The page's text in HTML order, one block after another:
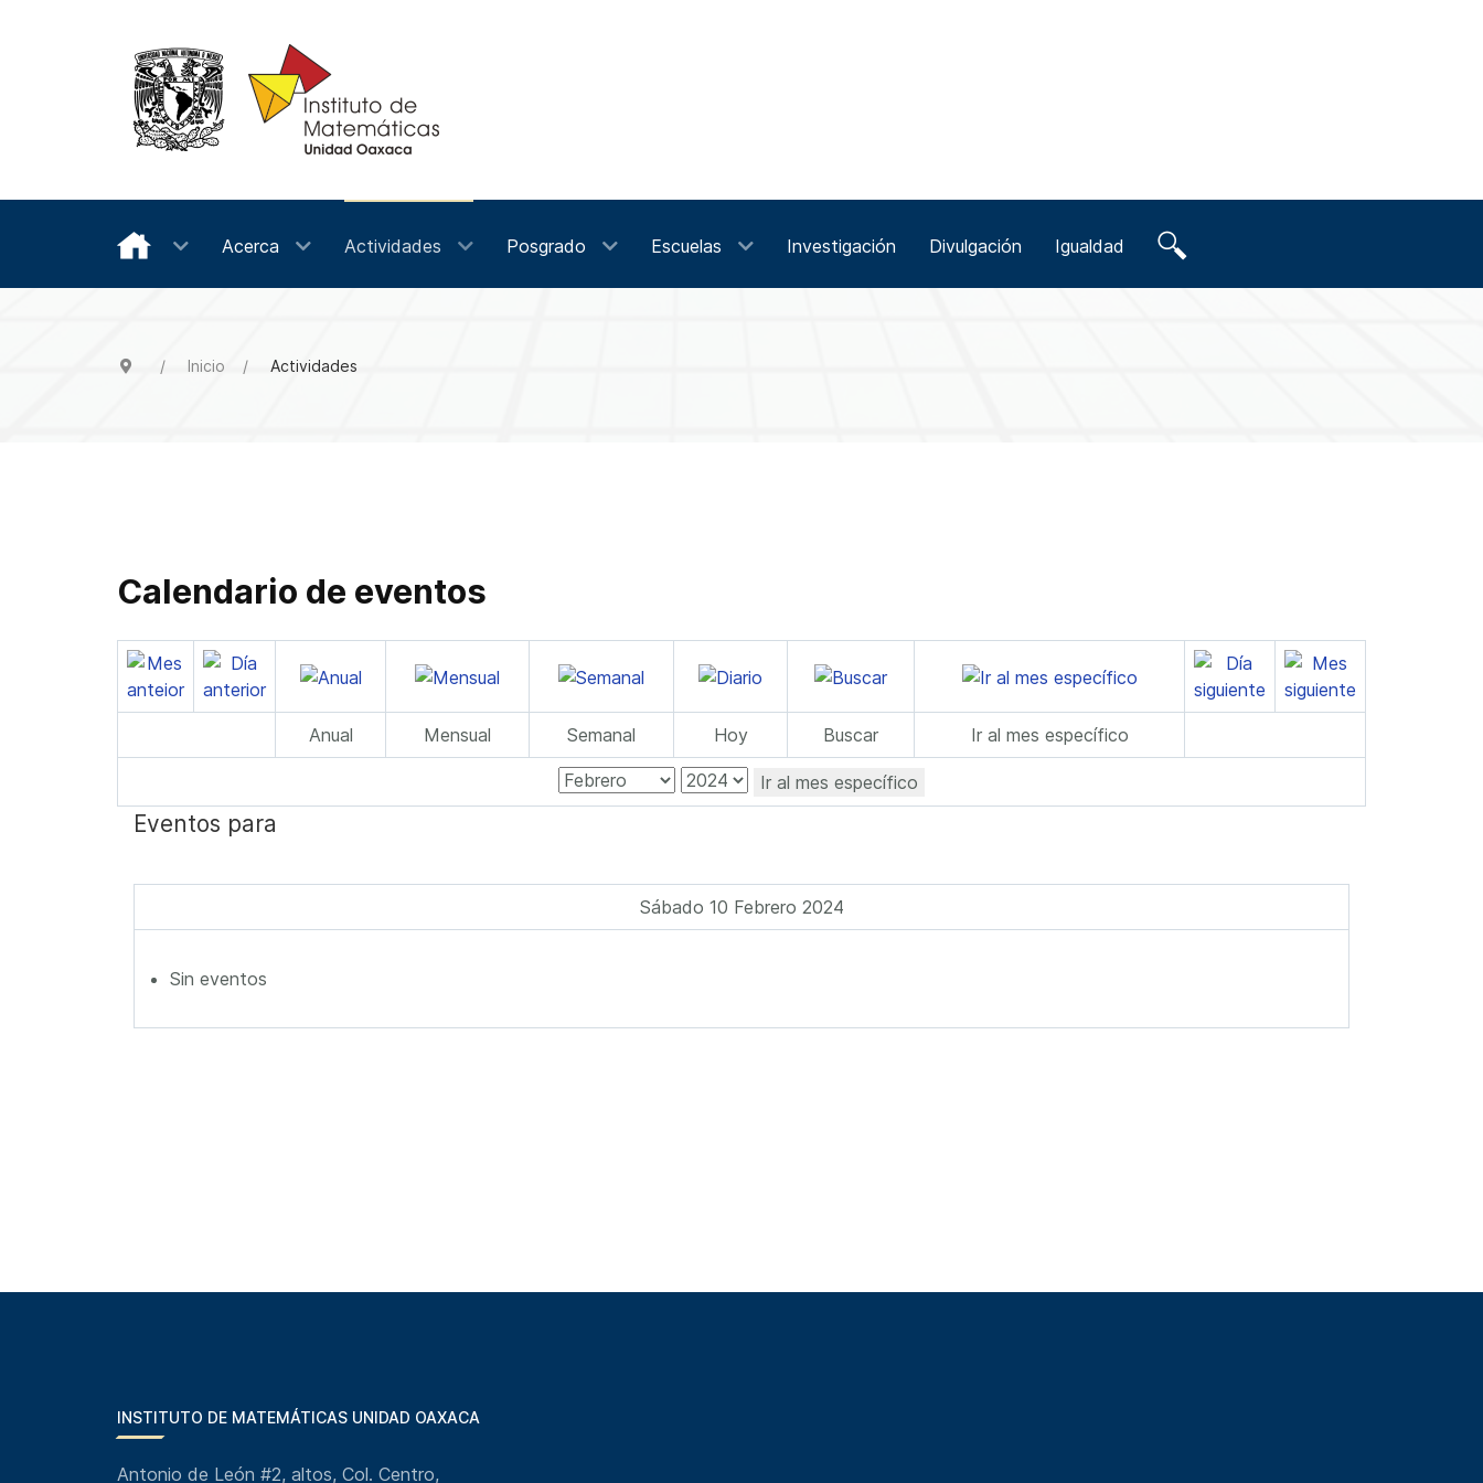
Acerca Actividades Posgrado Escuelas Investigación Divulgación Igualdad
Inicio Actividades
Calendario de eventos
Anual Mensual Semanal Hoy Buscar Ir al mes específico
Ir al mes específico
Eventos para
Sábado 10 Febrero 2024
Sin eventos
INSTITUTO DE MATEMÁTICAS UNIDAD OAXACA
Antonio de León #2, altos, Col. Centro,